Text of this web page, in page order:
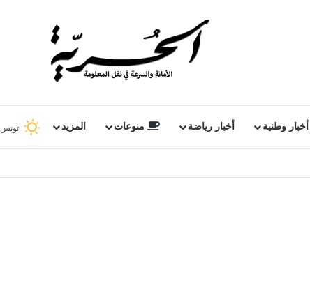
أخبار وطنية أخبار رياضة منوعات المزيد تونس